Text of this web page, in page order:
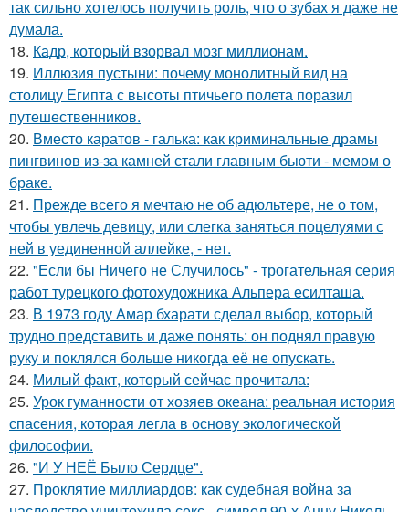
так сильно хотелось получить роль, что о зубах я даже не
думала.
18. Кадр, который взорвал мозг миллионам.
19. Иллюзия пустыни: почему монолитный вид на
столицу Египта с высоты птичьего полета поразил
путешественников.
20. Вместо каратов - галька: как криминальные драмы
пингвинов из-за камней стали главным бьюти - мемом о
браке.
21. Прежде всего я мечтаю не об адюльтере, не о том,
чтобы увлечь девицу, или слегка заняться поцелуями с
ней в уединенной аллейке, - нет.
22. "Если бы Ничего не Случилось" - трогательная серия
работ турецкого фотохудожника Альпера есилташа.
23. В 1973 году Амар бхарати сделал выбор, который
трудно представить и даже понять: он поднял правую
руку и поклялся больше никогда её не опускать.
24. Милый факт, который сейчас прочитала:
25. Урок гуманности от хозяев океана: реальная история
спасения, которая легла в основу экологической
философии.
26. "И У НЕЁ Было Сердце".
27. Проклятие миллиардов: как судебная война за